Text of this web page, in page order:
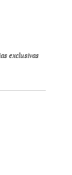
exclusivas